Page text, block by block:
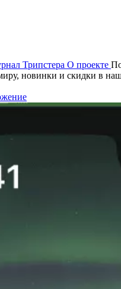
Трипстера О проекте
новинки и скидки в